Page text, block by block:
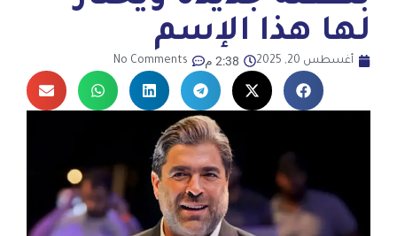
لها هذا الإسم
أغسطس 20, 2025 2:38 م No Comments